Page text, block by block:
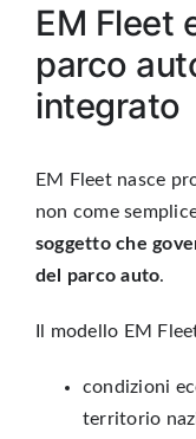
EM Fleet
parco
integrato
EM Fleet nasce
non come
soggetto che
del parco auto.
Il modello EM
condizioni
territorio